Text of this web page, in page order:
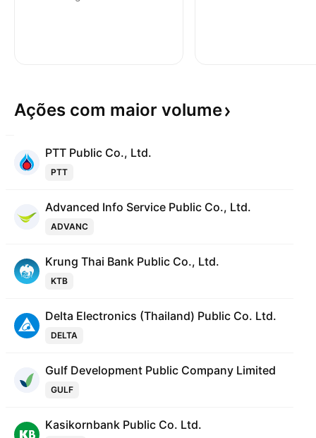
Ações com maior volume
PTT Public Co., Ltd.
PTT
Advanced Info Service Public Co., Ltd.
ADVANC
Krung Thai Bank Public Co., Ltd.
KTB
Delta Electronics (Thailand) Public Co. Ltd.
DELTA
Gulf Development Public Company Limited
GULF
Kasikornbank Public Co. Ltd.